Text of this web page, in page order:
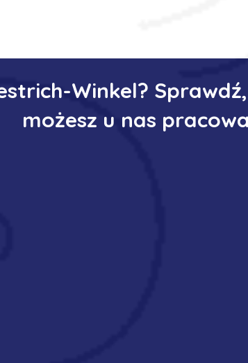
Winkel?
możesz u nas